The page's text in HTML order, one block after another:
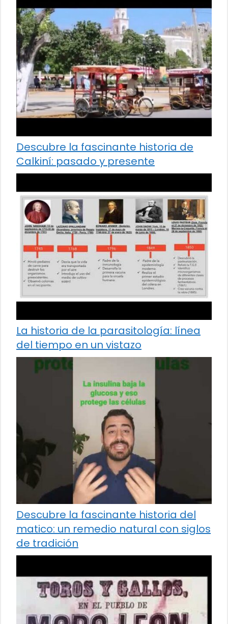
Descubre la fascinante historia de
Calkiní: pasado y presente
La historia de la parasitología: línea
del tiempo en un vistazo
Descubre la fascinante historia del
matico: un remedio natural con siglos
de tradición